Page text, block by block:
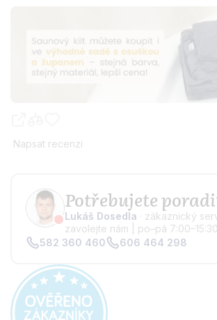
Napsat recenzi
Potřebujete
Lukáš Dosedla · zákaznický
zavolejte nám | po–pá 7:00–15:30
582 360 460
606 464 298